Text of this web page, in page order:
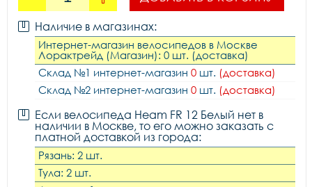
Наличие в магазинах:
Интернет-магазин велосипедов в Москве
Лорактрейд (Магазин): 0 шт. (доставка)
Склад №1 интернет-магазин 0 шт. (доставка)
Склад №2 интернет-магазин 0 шт. (доставка)
Если велосипеда Heam FR 12 Белый нет в
наличии в Москве, то его можно заказать с
платной доставкой из города:
Рязань: 2 шт.
Тула: 2 шт.